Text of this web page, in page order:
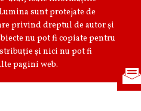
sunt protejate de
privind dreptul de autor şi
nu pot fi copiate pentru
şi nici nu pot fi
pagini web.